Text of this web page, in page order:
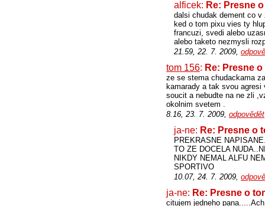
alficek: Re: Presne
dalsi chudak dement co
ked o tom pixu vies ty
francuzi, svedi alebo
alebo taketo nezmysli
21.59, 22. 7. 2009,
tom 156: Re: Presne
ze se stema chudackama
kamarady a tak svou
soucit a nebudte na ne zli
okolnim svetem .
8.16, 23. 7. 2009, odpovědět
ja-ne: Re: Presne o
PREKRASNE
TO ZE DOCELA
NIKDY NEMAL ALFU
SPORTIVO
10.07, 24. 7. 2009,
ja-ne: Re: Presne o
citujem jedneho